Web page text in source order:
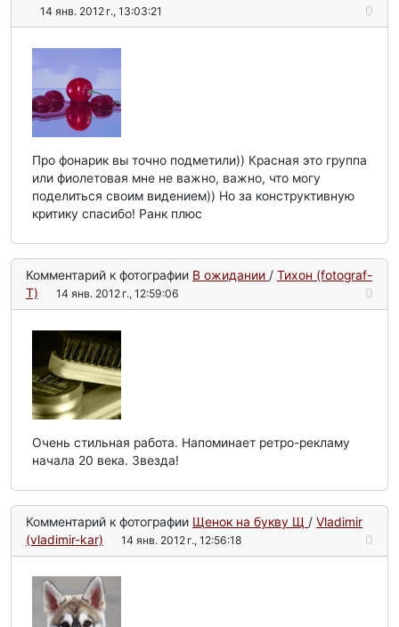
14 янв. 2012 г., 13:03:21 0
Про фонарик вы точно подметили)) Красная это группа
или фиолетовая мне не важно, важно, что могу
поделиться своим видением)) Но за конструктивную
критику спасибо! Ранк плюс
Комментарий к фотографии В ожидании / Тихон (fotograf-
T)
14 янв. 2012 г., 12:59:06 0
Очень стильная работа. Напоминает ретро-рекламу
начала 20 века. Звезда!
Комментарий к фотографии Щенок на букву Щ / Vladimir
(vladimir-kar)
14 янв. 2012 г., 12:56:18 0